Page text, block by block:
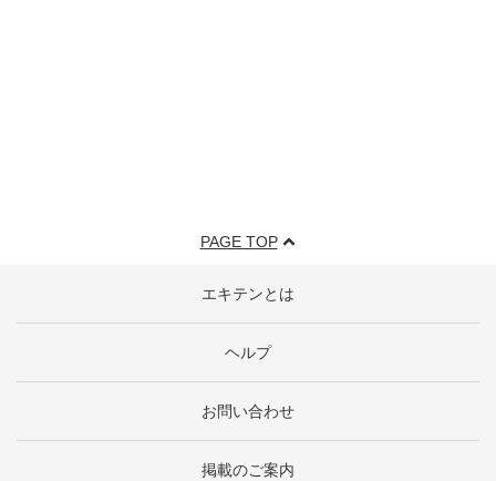
PAGE TOP
エキテンとは
ヘルプ
お問い合わせ
掲載のご案内